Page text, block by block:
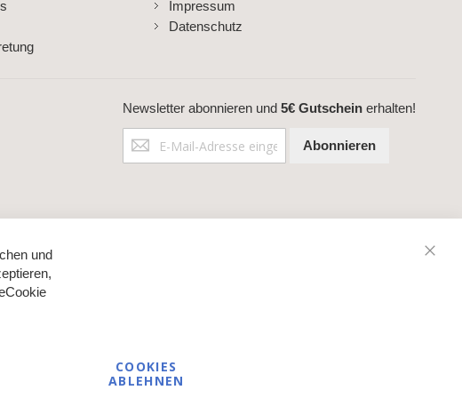
Impressum
Datenschutz
Newsletter abonnieren und5€ Gutschein erhalten!
Anmeldung
zum
Abonnieren
und
Cookie
COOKIES
ABLEHNEN